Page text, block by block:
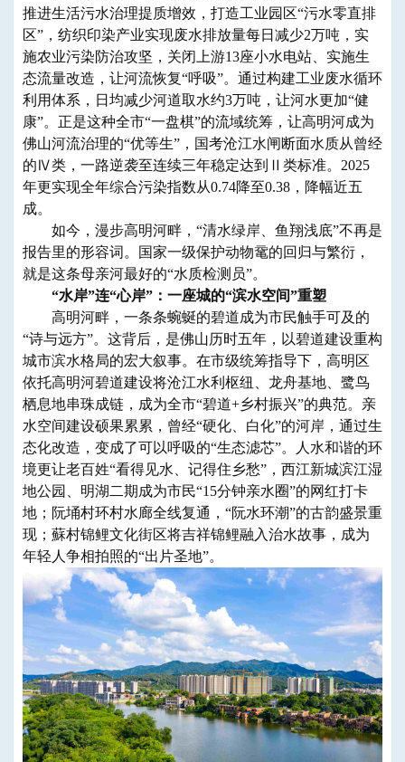
推进生活污水治理提质增效，打造工业园区“污水零直排
区”，纺织印染产业实现废水排放量每日减少2万吨，实
施农业污染防治攻坚，关闭上游13座小水电站、实施生
态流量改造，让河流恢复“呼吸”。通过构建工业废水循环
利用体系，日均减少河道取水约3万吨，让河水更加“健
康”。正是这种全市“一盘棋”的流域统筹，让高明河成为
佛山河流治理的“优等生”，国考沧江水闸断面水质从曾经
的Ⅳ类，一路逆袭至连续三年稳定达到Ⅱ类标准。2025
年更实现全年综合污染指数从0.74降至0.38，降幅近五
成。
如今，漫步高明河畔，“清水绿岸、鱼翔浅底”不再是
报告里的形容词。国家一级保护动物鼋的回归与繁衍，
就是这条母亲河最好的“水质检测员”。
“水岸”连“心岸”：一座城的“滨水空间”重塑
高明河畔，一条条蜿蜒的碧道成为市民触手可及的
“诗与远方”。这背后，是佛山历时五年，以碧道建设重构
城市滨水格局的宏大叙事。在市级统筹指导下，高明区
依托高明河碧道建设将沧江水利枢纽、龙舟基地、鹭鸟
栖息地串珠成链，成为全市“碧道+乡村振兴”的典范。亲
水空间建设硕果累累，曾经“硬化、白化”的河岸，通过生
态化改造，变成了可以呼吸的“生态滤芯”。人水和谐的环
境更让老百姓“看得见水、记得住乡愁”，西江新城滨江湿
地公园、明湖二期成为市民“15分钟亲水圈”的网红打卡
地；阮埇村环村水廊全线复通，“阮水环潮”的古韵盛景重
现；蘇村锦鲤文化街区将吉祥锦鲤融入治水故事，成为
年轻人争相拍照的“出片圣地”。